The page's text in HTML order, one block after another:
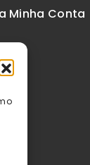
Minha Conta